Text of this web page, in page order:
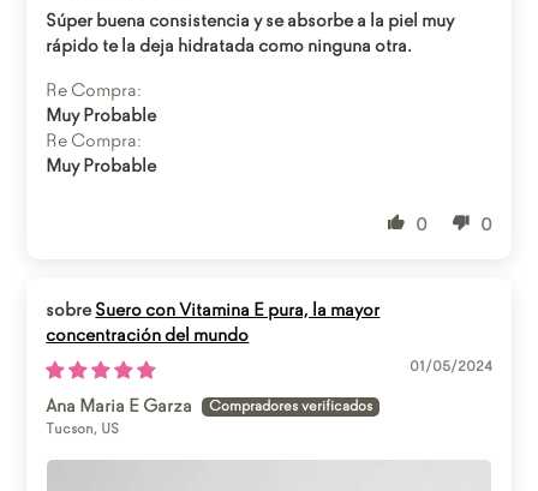
Súper buena consistencia y se absorbe a la piel muy
rápido te la deja hidratada como ninguna otra.
Re Compra:
Muy Probable
Re Compra:
Muy Probable
0 0
Suero con Vitamina E pura, la mayor
concentración del mundo
01/05/2024
Ana Maria E Garza
Tucson, US